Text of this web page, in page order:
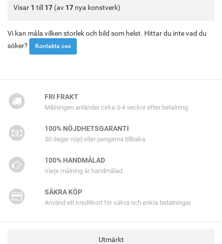
Visar 1 till 17 (av 17 nya konstverk)
Vi kan måla vilken storlek och bild som helst. Hittar du inte vad du
söker?
Kontakta oss
FRI FRAKT
Målningen anländer cirka 3-4 veckor efter betalning.
100% NÖJDHETSGARANTI
30 dagar nöjd eller pengarna tillbaka.
100% HANDMÅLAD
Varje målning är handmålad.
SÄKRA KÖP
Använd ett kreditkort för säkra och enkla betalningar.
Utmärkt